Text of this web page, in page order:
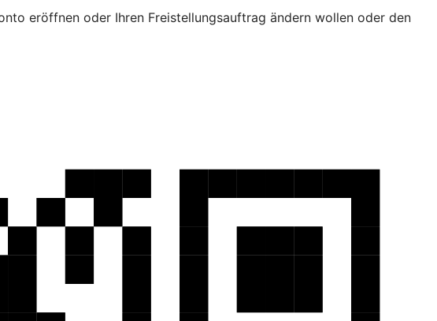
eröffnen oder Ihren Freistellungsauftrag ändern wollen oder den